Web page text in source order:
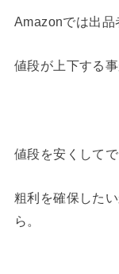
Amazonでは出品
値段が上下する事
値段を安くして
粗利を確保した
ら。